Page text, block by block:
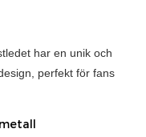
har en unik och
perfekt för fans